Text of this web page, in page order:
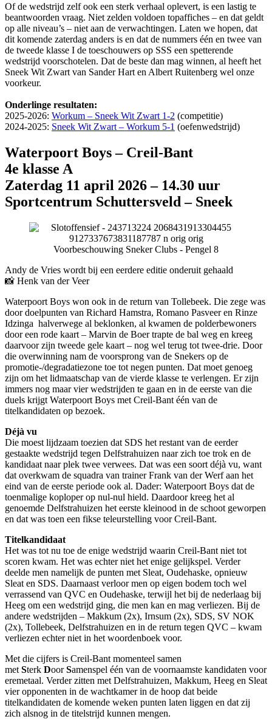
Of de wedstrijd zelf ook een sterk verhaal oplevert, is een lastig te
beantwoorden vraag. Niet zelden voldoen topaffiches – en dat geldt
op alle niveau’s – niet aan de verwachtingen. Laten we hopen, dat
dit komende zaterdag anders is en dat de nummers één en twee van
de tweede klasse I de toeschouwers op SSS een spetterende
wedstrijd voorschotelen. Dat de beste dan mag winnen, al heeft het
Sneek Wit Zwart van Sander Hart en Albert Ruitenberg wel onze
voorkeur.
Onderlinge resultaten:
​2025-2026: Workum – Sneek Wit Zwart 1-2 (competitie)
2024-2025: Sneek Wit Zwart – Workum 5-1 (oefenwedstrijd)
Waterpoort Boys – Creil-Bant
4e klasse A
Zaterdag 11 april 2026 – 14.30 uur
Sportcentrum Schuttersveld – Sneek
Voorbeschouwing Sneker Clubs - Pengel 8
Andy de Vries wordt bij een eerdere editie onderuit gehaald
📸 Henk van der Veer
Waterpoort Boys won ook in de return van Tollebeek. Die zege was
door doelpunten van Richard Hamstra, Romano Pasveer en Rinze
Idzinga halverwege al beklonken, al kwamen de polderbewoners
door een rode kaart – Marvin de Boer trapte de bal weg en kreeg
daarvoor zijn tweede gele kaart – nog wel terug tot twee-drie. Door
die overwinning nam de voorsprong van de Snekers op de
promotie-/degradatiezone toe tot negen punten. Dat moet genoeg
zijn om het lidmaatschap van de vierde klasse te verlengen. Er zijn
immers nog maar vier wedstrijden te gaan en in de eerste van die
duels krijgt Waterpoort Boys met Creil-Bant één van de
titelkandidaten op bezoek.
Déjà vu
​Die moest lijdzaam toezien dat SDS het restant van de eerder
gestaakte wedstrijd tegen Delfstrahuizen naar zich toe trok en de
kandidaat naar plek twee verwees. Dat was een soort déjà vu, want
dat overkwam de squadra van trainer Frank van der Werf aan het
eind van de eerste periode ook al. Dader: Waterpoort Boys dat de
toenmalige koploper op nul-nul hield. Daardoor kreeg het al
genoemde Delfstrahuizen het eerste kleinood in de schoot geworpen
en dat was toen een fikse teleurstelling voor Creil-Bant.
Titelkandidaat
Het was tot nu toe de enige wedstrijd waarin Creil-Bant niet tot
scoren kwam. Het was echter niet het enige gelijkspel. Verder
deelde men namelijk de punten met Sleat, Oudehaske, opnieuw
Sleat en SDS. Daarnaast verloor men op eigen bodem toch wel
verrassend van QVC en Oudehaske, terwijl het bij de nederlaag bij
Heeg om een wedstrijd ging, die men kan en mag verliezen. Bij de
andere wedstrijden – Makkum (2x), Irnsum (2x), SDS, SV NOK
(2x), Tollebeek, Delfstrahuizen en in de return tegen QVC – kwam
verliezen echter niet in het woordenboek voor.
Met die cijfers is Creil-Bant momenteel samen
met Sterk DoorSamenspel één van de voornaamste kandidaten voor
eremetaal. Verder zitten met Delfstrahuizen, Makkum, Heeg en Sleat
vier opponenten in de wachtkamer in de hoop dat beide
titelkandidaten de komende weken punten laten liggen en dat zij
zich alsnog in de titelstrijd kunnen mengen.